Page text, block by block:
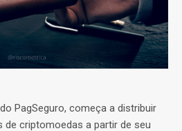
PagSeguro, começa a distribuir
criptomoedas a partir de seu